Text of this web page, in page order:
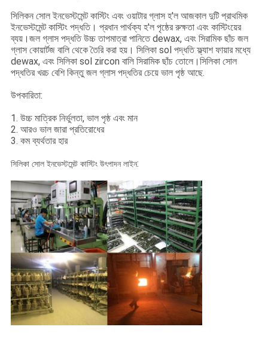
সিলিকন সোল ইনভেস্টমেন্ট কাস্টিং এবং ওয়াটার গ্লাস হ'ল আজকাল দুটি প্রাথমিক
ইনভেস্টমেন্ট কাস্টিং পদ্ধতি। প্রধান পার্থক্য হ'ল পৃষ্ঠের রুক্ষতা এবং কাস্টিংয়ের
ব্যয়।জল গ্লাস পদ্ধতি উচ্চ তাপমাত্রা পানিতে dewax, এবং সিরামিক ছাঁচ জল
গ্লাস কোয়ার্টজ বালি থেকে তৈরি করা হয়। সিলিকা sol পদ্ধতি ফ্ল্যাশ ফায়ার মধ্যে
dewax, এবং সিলিকা sol zircon বালি সিরামিক ছাঁচ তোলে।সিলিকা সোল
পদ্ধতির খরচ বেশি কিন্তু জল গ্লাস পদ্ধতির চেয়ে ভাল পৃষ্ঠ আছে.
উপকারিতা:
1. উচ্চ মাত্রিক নির্ভুলতা, ভাল পৃষ্ঠ এবং মান
2. আরও ভাল জারা প্রতিরোধের
3. কম ব্যর্থতার হার
সিলিকা সোল ইনভেস্টমেন্ট কাস্টিং উৎপাদন লাইন: